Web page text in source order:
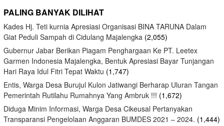
PALING BANYAK DILIHAT
Kades Hj. Teti kurnia Apresiasi Organisasi BINA TARUNA Dalam
Giat Peduli Sampah di Cidulang Majalengka (2,055)
Gubernur Jabar Berikan Piagam Penghargaan Ke PT. Leetex
Garmen Indonesia Majalengka, Bentuk Apresiasi Bayar Tunjangan
Hari Raya Idul Fitri Tepat Waktu (1,747)
Entis, Warga Desa Burujul Kulon Jatiwangi Berharap Uluran Tangan
Pemerintah Rutilahu Rumahnya Yang Ambruk !!! (1,672)
Diduga Minim Informasi, Warga Desa Cikeusal Pertanyakan
Transparansi Pengelolaan Anggaran BUMDES 2021 – 2024. (1,444)